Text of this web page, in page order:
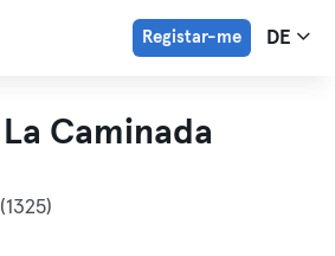
Registar-me DE
Caminada
(1325)